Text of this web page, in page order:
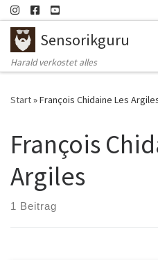
Zum Inhalt springen
Sensorikguru
Harald verkostet alles
Start»François Chidaine Les
François
Argiles
1 Beitrag